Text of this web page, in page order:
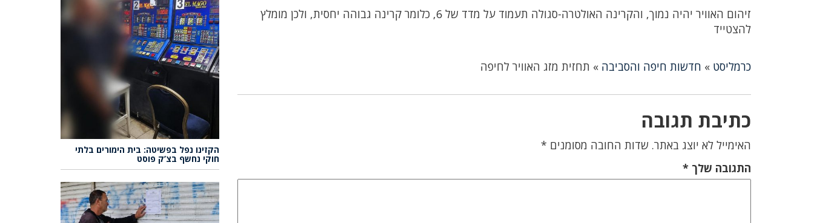
זיהום האוויר יהיה נמוך, והקרינה האולטרה-סגולה תעמוד על מדד של 6, כלומר קרינה גבוהה יחסית, ולכן מומלץ
להצטייד
כרמליסט » חדשות חיפה והסביבה » תחזית מזג האוויר לחיפה
כתיבת תגובה
האימייל לא יוצג באתר. שדות החובה מסומנים *
התגובה שלך*
הקזינו נפל בפשיטה: בית הימורים בלתי
חוקי נחשף בצ’ק פוסט